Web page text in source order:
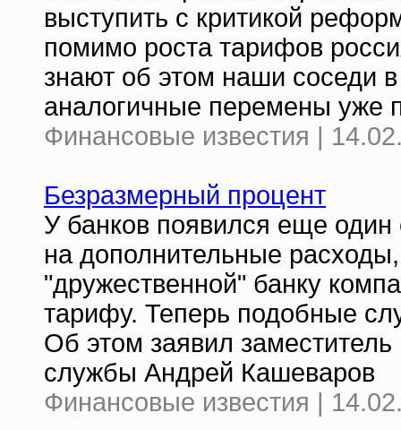
выступить с критикой
помимо роста тарифов
знают об этом наши соседи
аналогичные перемены уже
Финансовые известия |
Безразмерный процент
У банков появился еще один
на дополнительные расходы,
"дружественной" банку
тарифу. Теперь подобные
Об этом заявил
службы Андрей Кашеваров
Финансовые известия |